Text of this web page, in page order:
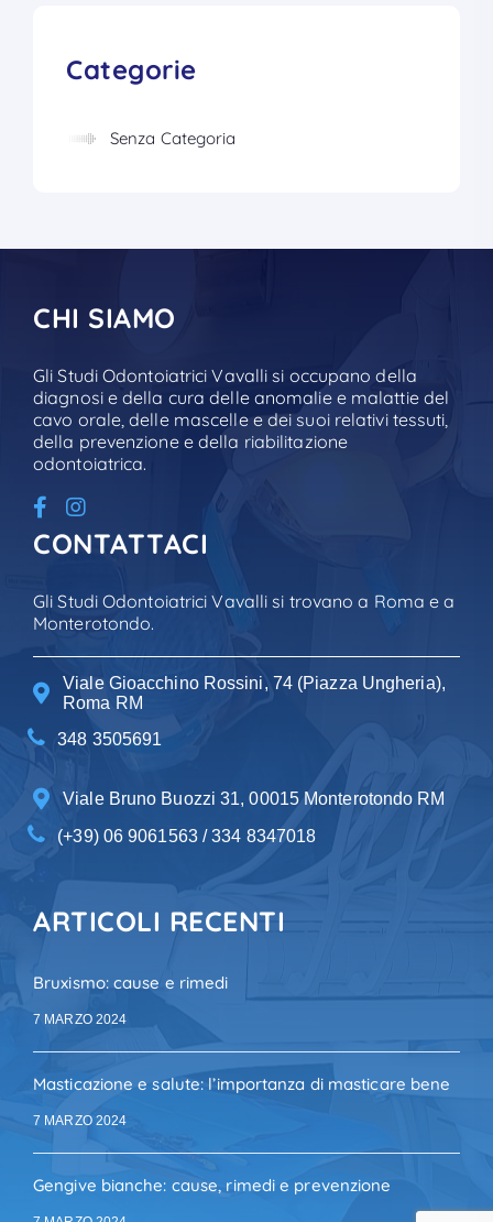
Categorie
Senza Categoria
CHI SIAMO
Gli Studi Odontoiatrici Vavalli si occupano della
diagnosi e della cura delle anomalie e malattie del
cavo orale, delle mascelle e dei suoi relativi tessuti,
della prevenzione e della riabilitazione
odontoiatrica.
CONTATTACI
Gli Studi Odontoiatrici Vavalli si trovano a Roma e a
Monterotondo.
Viale Gioacchino Rossini, 74 (Piazza Ungheria),
Roma RM
348 3505691
Viale Bruno Buozzi 31, 00015 Monterotondo RM
(+39) 06 9061563 / 334 8347018
ARTICOLI RECENTI
Bruxismo: cause e rimedi
7 MARZO 2024
Masticazione e salute: l’importanza di masticare bene
7 MARZO 2024
Gengive bianche: cause, rimedi e prevenzione